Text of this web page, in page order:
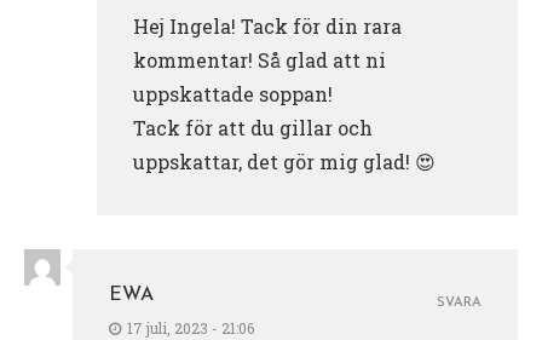
Hej Ingela! Tack för din rara
kommentar! Så glad att ni
uppskattade soppan!
Tack för att du gillar och
uppskattar, det gör mig glad! 😍
EWA
17 juli, 2023 - 21:06
SVARA